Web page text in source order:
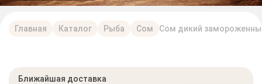
Главная Каталог Рыба Сом Сом дикий
Ближайшая доставка